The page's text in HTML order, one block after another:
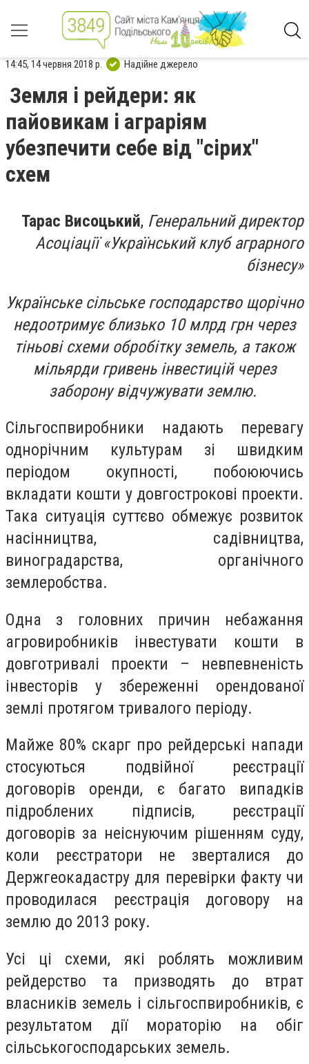
14:45, 14 червня 2018 р. Надійне джерело
Земля і рейдери: як
пайовикам і аграріям
убезпечити себе від "сірих"
схем
Тарас Висоцький, Генеральний директор
Асоціації «Український клуб аграрного
бізнесу»
Українське сільське господарство щорічно
недоотримує близько 10 млрд грн через
тіньові схеми обробітку земель, а також
мільярди гривень інвестицій через
заборону відчужувати землю.
Сільгоспвиробники надають перевагу
однорічним культурам зі швидким
періодом окупності, побоюючись
вкладати кошти у довгострокові проекти.
Така ситуація суттєво обмежує розвиток
насінництва, садівництва,
виноградарства, органічного
землеробства.
Одна з головних причин небажання
агровиробників інвестувати кошти в
довготривалі проекти – невпевненість
інвесторів у збереженні орендованої
землі протягом тривалого періоду.
Майже 80% скарг про рейдерські напади
стосуються подвійної реєстрації
договорів оренди, є багато випадків
підроблених підписів, реєстрації
договорів за неіснуючим рішенням суду,
коли реєстратори не зверталися до
Держгеокадастру для перевірки факту чи
проводилася реєстрація договору на
землю до 2013 року.
Усі ці схеми, які роблять можливим
рейдерство та призводять до втрат
власників земель і сільгоспвиробників, є
результатом дії мораторію на обіг
сільськогосподарських земель.